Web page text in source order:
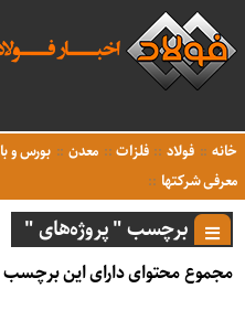
خانه فولاد فلزات معدن بورس و
معرفی شرکتها
برچسب " پروژه‌های "
مجموع محتوای دارای این برچسب :